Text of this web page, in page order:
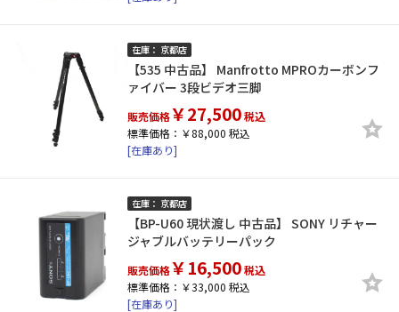
在庫： 京都店
【535 中古品】 Manfrotto MPROカーボンフ
ァイバー 3段ビデオ三脚
販売価格￥27,500税込
標準価格：￥88,000 税込
[在庫あり]
在庫： 京都店
【BP-U60 現状渡し 中古品】 SONY リチャー
ジャブルバッテリーパック
販売価格￥16,500税込
標準価格：￥33,000 税込
[在庫あり]